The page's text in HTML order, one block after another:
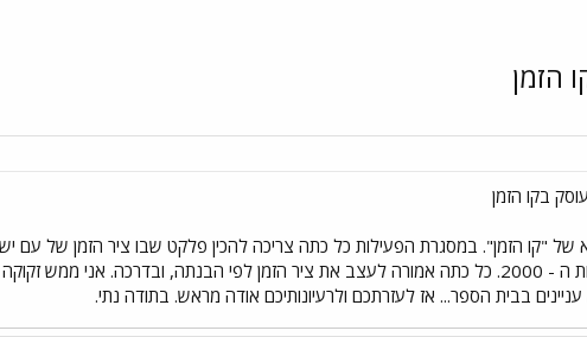
הזמן
בקו הזמן
הספירה ועד עצם ימינו שנות ה - 2000. כל כתה אמורה לעצב את ציר הזמן לפי הבנתה,
בבית הספר... אז לעזרתכם ולרעיונותיכם אודה מראש. בתודה נתי.